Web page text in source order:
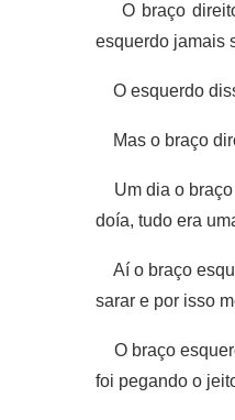
O braço direito
esquerdo jamais
O esquerdo
Mas o braço
Um dia o braço
doía, tudo era
Aí o braço
sarar e por isso
O braço
foi pegando o